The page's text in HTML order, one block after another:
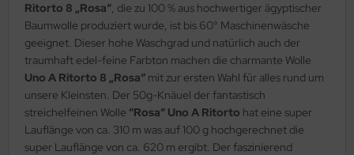
Ritorto 8 „Rosa“, die zu 100 % aus hochwertiger ägyptischer
Baumwolle produziert wurde, ist bis 60° Maschinenwäsche
geeignet. Dieser hohe Waschgrad und natürlich auch der
traumhaft edel-feine Farbton machen die charmante Wolle
Uno A Ritorto 8 „Rosa“ mit zur ersten Wahl für alles rund um
unsere Kleinsten. Der 50g-Knäuel der fantastisch
streichelfeinen Wolle “Rosa“ Uno A Ritorto hat eine super
Lauflänge von ca. 310 m was auf 100 g hochgerechnet die
super Lauflänge von ca. 620 m ergibt. Der faszinierend